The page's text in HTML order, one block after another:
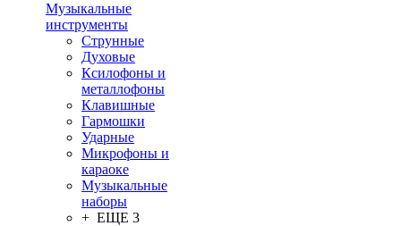
Музыкальные
инструменты
Струнные
Духовые
Ксилофоны и
металлофоны
Клавишные
Гармошки
Ударные
Микрофоны и
караоке
Музыкальные
наборы
+ ЕЩЕ 3